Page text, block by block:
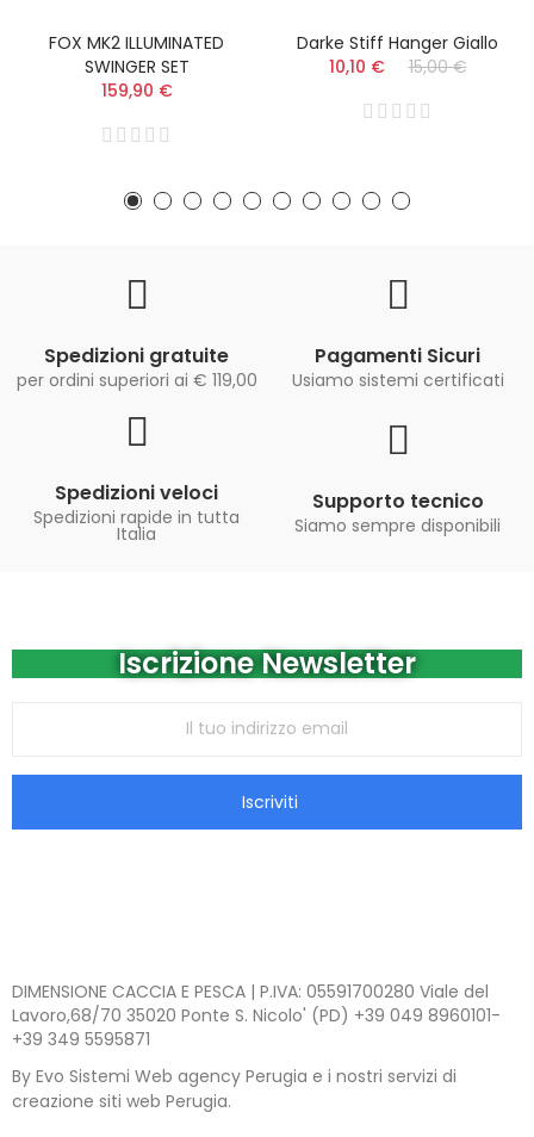
FOX MK2 ILLUMINATED
SWINGER SET
159,90 €
Darke Stiff Hanger Giallo
10,10 €
15,00 €
Spedizioni gratuite
per ordini superiori ai € 119,00
Pagamenti Sicuri
Usiamo sistemi certificati
Spedizioni veloci
Spedizioni rapide in tutta
Italia
Supporto tecnico
Siamo sempre disponibili
Iscrizione Newsletter
Iscriviti
DIMENSIONE CACCIA E PESCA | P.IVA: 05591700280 Viale del
Lavoro,68/70 35020 Ponte S. Nicolo' (PD) +39 049 8960101-
+39 349 5595871
By Evo Sistemi Web agency Perugia e i nostri servizi di
creazione siti web Perugia.